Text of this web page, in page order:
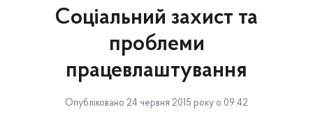
Соціальний захист та
проблеми
працевлаштування
Опубліковано 24 червня 2015 року о 09:42